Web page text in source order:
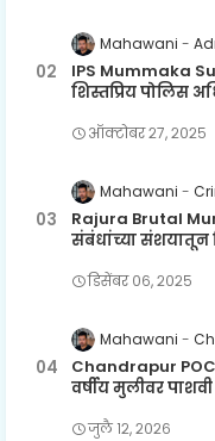
Mahawani
IPS Mummaka
शिस्तप्रिय पोलिस
ऑक्टोबर २७, २०२५
Mahawani
Rajura Brutal
संबंधांच्या संशयातून
डिसेंबर ०६, २०२५
Mahawani
Chandrapur
वर्षीय मुलीवर
जुलै १२, २०२६